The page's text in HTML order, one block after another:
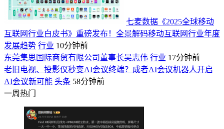
七麦数据《2025全球移动
互联网行业白皮书》重磅发布！全景解码移动互联网行业年度
发展趋势 行业 10分钟前
东莞集思国际商贸有限公司董事长吴志伟 行业 17分钟前
老旧电视、投影仪秒变AI会议终端？成者AI会议机器人开启
AI会议新可能 头条 58分钟前
一周热门